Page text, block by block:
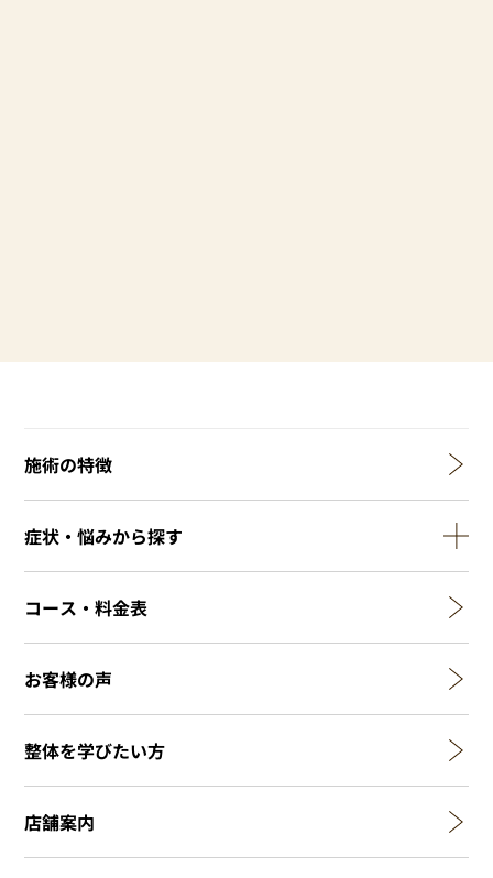
施術の特徴
症状・悩みから探す
コース・料金表
お客様の声
整体を学びたい方
店舗案内